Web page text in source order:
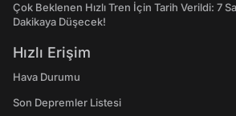
Çok Beklenen Hızlı Tren İçin Tarih Verildi: 7
Dakikaya Düşecek!
Hızlı Erişim
Hava Durumu
Son Depremler Listesi